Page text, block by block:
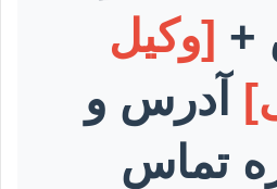
+ [وکیل
آدرس و
تماس